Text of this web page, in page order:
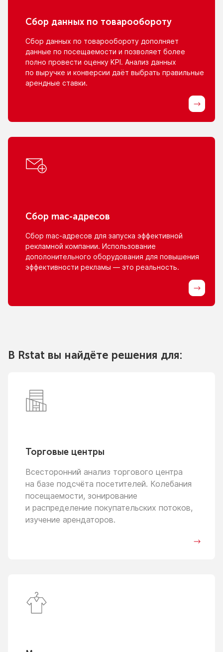
Сбор данных по товарообороту
Сбор данных по товарообороту дополняет
данные по посещаемости и позволяет более
полно провести оценку KPI. Анализ данных
по выручке и конверсии даёт выбрать правильные
арендные ставки.
Сбор mac-адресов
Сбор mac-адресов для запуска эффективной
рекламной компании. Использование
дополонительного оборудования для повышения
эффективности рекламы — это реальность.
В Rstat вы найдёте решения для:
Торговые центры
Всесторонний анализ торгового центра
на базе подсчёта посетителей. Колебания
посещаемости, зонирование
и распределение покупательских потоков,
изучение арендаторов.